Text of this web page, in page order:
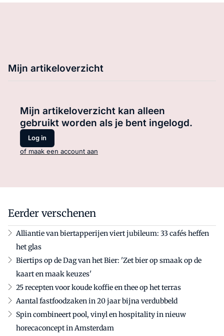
Mijn artikeloverzicht
Mijn artikeloverzicht kan alleen
gebruikt worden als je bent ingelogd.
Log in
of maak een account aan
Eerder verschenen
Alliantie van biertapperijen viert jubileum: 33 cafés heffen
het glas
Biertips op de Dag van het Bier: 'Zet bier op smaak op de
kaart en maak keuzes'
25 recepten voor koude koffie en thee op het terras
Aantal fastfoodzaken in 20 jaar bijna verdubbeld
Spin combineert pool, vinyl en hospitality in nieuw
horecaconcept in Amsterdam